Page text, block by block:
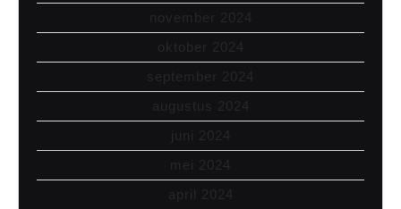
november 2024
oktober 2024
september 2024
augustus 2024
juni 2024
mei 2024
april 2024